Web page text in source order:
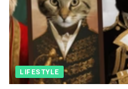
LIFESTYLE